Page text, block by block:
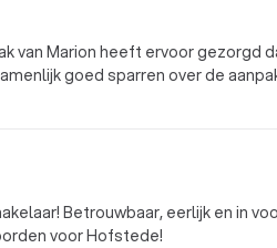
van Marion heeft ervoor gezorgd
goed sparren over de
Betrouwbaar, eerlijk en in
voor Hofstede!